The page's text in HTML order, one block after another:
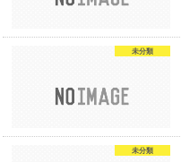
未分類
未分類